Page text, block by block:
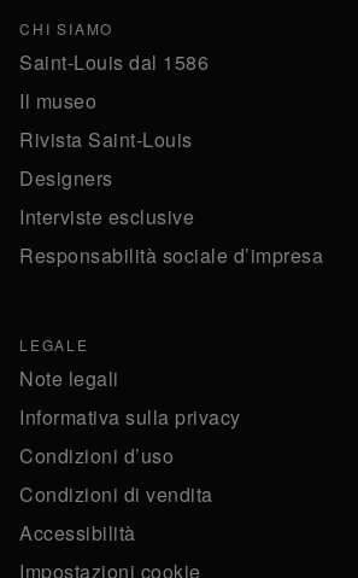
CHI SIAMO
Saint-Louis dal 1586
Il museo
Rivista Saint-Louis
Designers
Interviste esclusive
Responsabilità sociale d’impresa
LEGALE
Note legali
Informativa sulla privacy
Condizioni d’uso
Condizioni di vendita
Accessibilità
Impostazioni cookie